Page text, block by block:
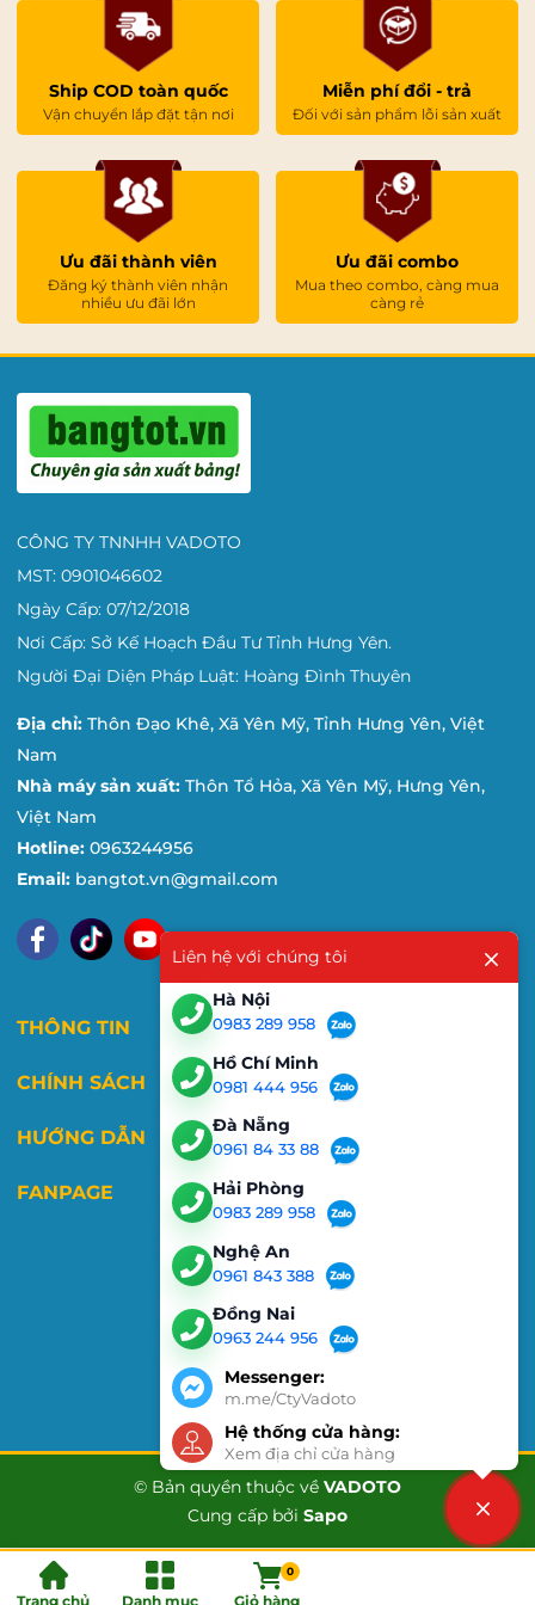
TP. Hồ Chí Minh:
363/21 Đường Bình Lợi, P. 13, Q.
Bình Thạnh. | Hotline: 0981 444 956
Đà Nẵng:110 Trịnh Đình Thảo, P. Khuê Trung, Q.
Cẩm Lệ. | Hotline: 0961 84 33 88
Nghệ An:148 Ngô Thì Nhậm, P. Trung Đô, TP. Vinh.
| Hotline: 0981 84 33 88
Liên hệ ngay Hotline để được tư vấn và nhận ưu đãi
tốt nhất cho bé!
VADOTO – Đồng hành cùng tri thức Việt.
Ship COD toàn quốc
Vận chuyển lắp đặt tận nơi
Miễn phí đổi - trả
Đối với sản phẩm lỗi sản xuất
Ưu đãi thành viên
Đăng ký thành viên nhận
nhiều ưu đãi lớn
Ưu đãi combo
Mua theo combo, càng mua
càng rẻ
CÔNG TY TNNHH VADOTO
MST: 0901046602
Ngày Cấp: 07/12/2018
Nơi Cấp: Sở Kế Hoạch Đầu Tư Tỉnh Hưng Yên.
Người Đại Diện Pháp Luật: Hoàng Đình Thuyên
Địa chỉ: Thôn Đạo Khê, Xã Yên Mỹ, Tỉnh Hưng Yên, Việt
Nam
Nhà máy sản xuất: Thôn Tổ Hỏa, Xã Yên Mỹ, Hưng Yên,
Việt Nam
Hotline: 0963244956
Email: bangtot.vn@gmail.com
THÔNG TIN
CHÍNH SÁCH
HƯỚNG DẪN
FANPAGE
© Bản quyền thuộc về VADOTO
Cung cấp bởi Sapo
Trang chủ Danh mục
0
Giỏ hàng
Liên hệ với chúng tôi
Hà Nội
0983 289 958
Hồ Chí Minh
0981 444 956
Đà Nẵng
0961 84 33 88
Hải Phòng
0983 289 958
Nghệ An
0961 843 388
Đồng Nai
0963 244 956
Messenger:
m.me/CtyVadoto
Hệ thống cửa hàng:
Xem địa chỉ cửa hàng
Liên hệ